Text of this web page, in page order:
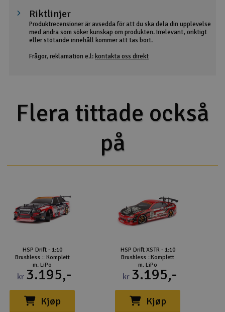
Riktlinjer
Produktrecensioner är avsedda för att du ska dela din upplevelse
med andra som söker kunskap om produkten. Irrelevant, oriktigt
eller stötande innehåll kommer att tas bort.
Frågor, reklamation e.l: kontakta oss direkt
Flera tittade också
på
HSP Drift - 1:10
Brushless :: Komplett
m. LiPo
kr 3.195,-
Kjøp
HSP Drift XSTR - 1:10
Brushless ::Komplett
m. LiPo
kr 3.195,-
Kjøp